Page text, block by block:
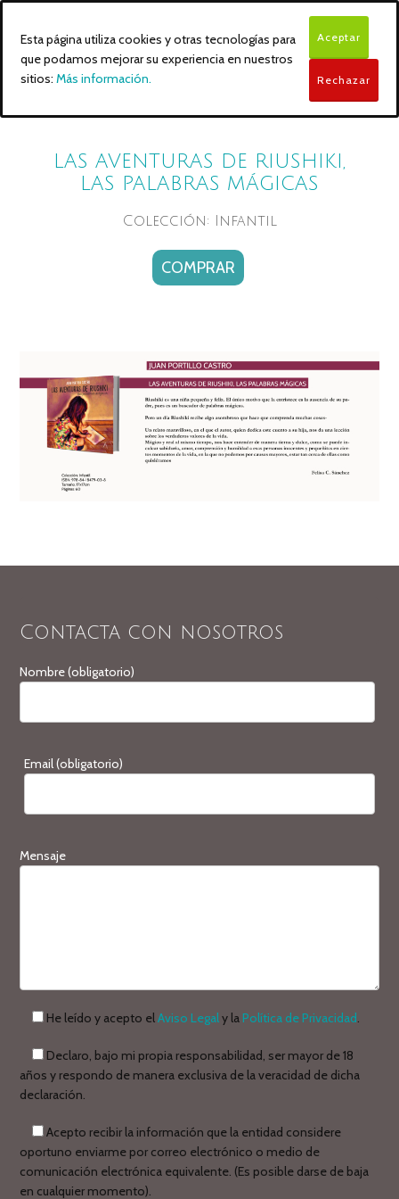
LAS AVENTURAS DE RIUSHIKI,
LAS PALABRAS MÁGICAS
Colección: Infantil
COMPRAR
Contacta con nosotros
Nombre (obligatorio)
Email (obligatorio)
Mensaje
He leído y acepto elAviso Legaly la Política de Privacidad.
Declaro, bajo mi propia responsabilidad, ser mayor de 18
años y respondo de manera exclusiva de la veracidad de dicha
declaración.
Acepto recibir la información que la entidad considere
oportuno enviarme por correo electrónico o medio de
comunicación electrónica equivalente. (Es posible darse de baja
en cualquier momento).
Esta página utiliza cookies y otras tecnologías para
que podamos mejorar su experiencia en nuestros
sitios: Más información.
Aceptar
Rechazar